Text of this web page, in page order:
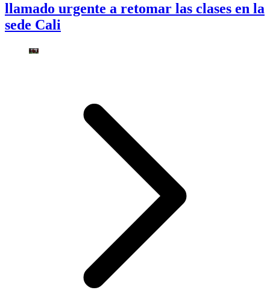
llamado urgente a retomar las clases en la
sede Cali